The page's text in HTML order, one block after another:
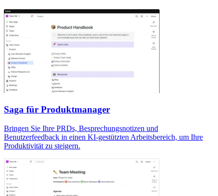
Saga für Produktmanager
Bringen Sie Ihre PRDs, Besprechungsnotizen und
Benutzerfeedback in einen KI-gestützten Arbeitsbereich, um Ihre
Produktivität zu steigern.